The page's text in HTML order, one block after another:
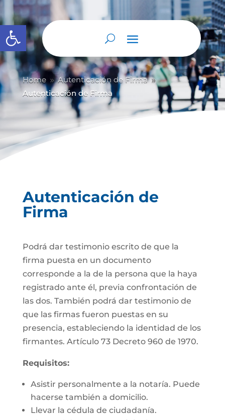
Abrir barra de herramientas
Home 9 Autenticación de Firma 9
Autenticación de Firma
Autenticación de
Firma
Podrá dar testimonio escrito de que la
firma puesta en un documento
corresponde a la de la persona que la haya
registrado ante él, previa confrontación de
las dos. También podrá dar testimonio de
que las firmas fueron puestas en su
presencia, estableciendo la identidad de los
firmantes. Artículo 73 Decreto 960 de 1970.
Requisitos:
Asistir personalmente a la notaría. Puede
hacerse también a domicilio.
Llevar la cédula de ciudadanía.